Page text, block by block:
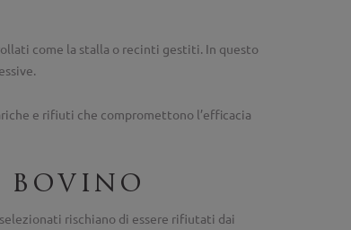
come la stalla o recinti gestiti. In questo
e rifiuti che compromettono l’efficacia
bovino
rischiano di essere rifiutati dai